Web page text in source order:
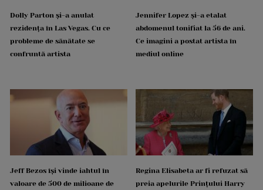
Dolly Parton și-a anulat
rezidența în Las Vegas. Cu ce
probleme de sănătate se
confruntă artista
Jennifer Lopez și-a etalat
abdomenul tonifiat la 56 de ani.
Ce imagini a postat artista în
mediul online
Jeff Bezos își vinde iahtul în
valoare de 500 de milioane de
Regina Elisabeta ar fi refuzat să
preia apelurile Prințului Harry